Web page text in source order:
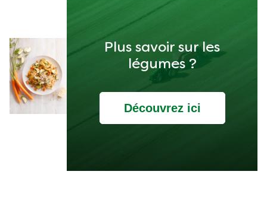
Plus savoir sur les
légumes ?
Découvrez ici